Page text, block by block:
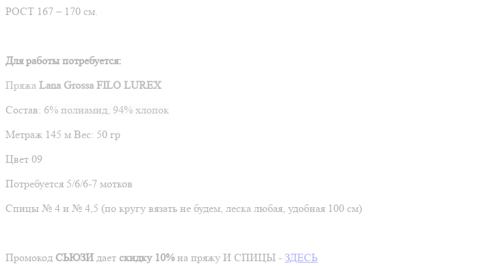
РОСТ 167 – 170 см.
Для работы потребуется:
Пряжа Lana Grossa FILO LUREX
Состав: 6% полиамид, 94% хлопок
Метраж 145 м Вес: 50 гр
Цвет 09
Потребуется 5/6/6-7 мотков
Спицы № 4 и № 4,5 (по кругу вязать не будем, леска любая, удобная 100 см)
Промокод СЬЮЗИ дает скидку 10%на пряжу И СПИЦЫ - ЗДЕСЬ